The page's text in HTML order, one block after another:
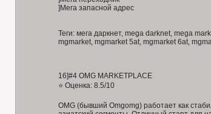
]Мега запасной адрес
Теги: мега даркнет, mega darknet, mega
mgmarket, mgmarket 5at, mgmarket 6at,
16]#4 OMG MARKETPLACE
⭐ Оценка: 8.5/10
OMG (бывший Omgomg) работает как